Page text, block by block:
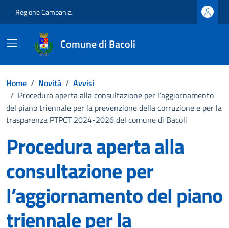
Regione Campania
Comune di Bacoli
Home / Novità / Avvisi
/ Procedura aperta alla consultazione per l’aggiornamento
del piano triennale per la prevenzione della corruzione e per la
trasparenza PTPCT 2024-2026 del comune di Bacoli
Procedura aperta alla
consultazione per
l’aggiornamento del piano
triennale per la